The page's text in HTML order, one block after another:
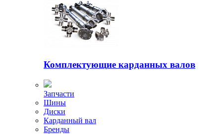
Комплектующие карданных валов
Запчасти
Шины
Диски
Карданный вал
Бренды